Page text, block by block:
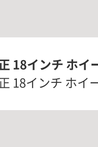
18インチ ホ
18インチ ホイ